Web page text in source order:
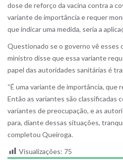
dose de reforço da vacina contra a
variante de importância e requer
que indicar uma medida, seria a
Questionado se o governo vê esses
ministro disse que essa variante
papel das autoridades sanitárias é
“É uma variante de importância, que
Então as variantes são classificadas
variantes de preocupação, e as
para, diante dessas situações,
completou Queiroga.
Visualizações: 75